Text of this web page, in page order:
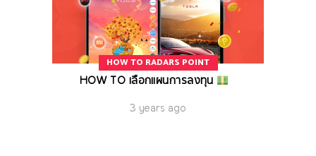
HOW TO RADARS POINT
HOW TO เลือกแผนการลงทุน
3 years ago